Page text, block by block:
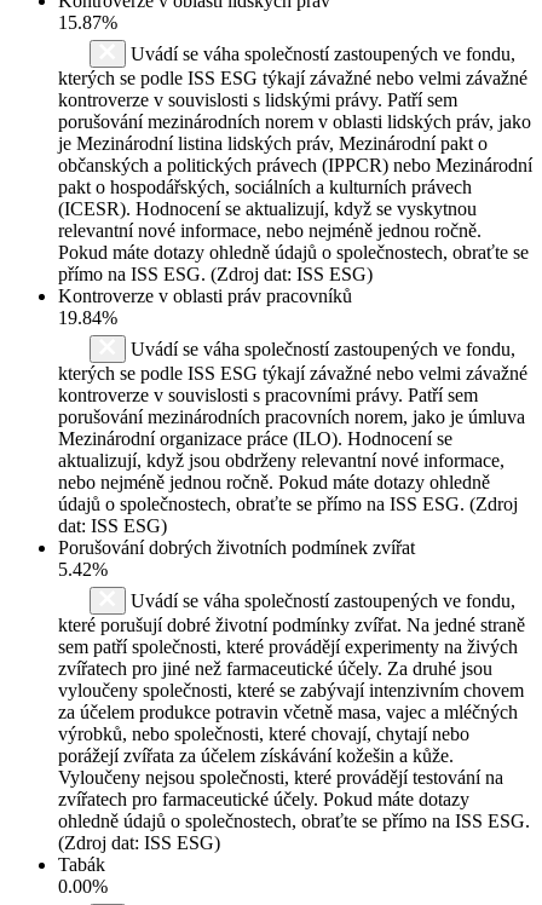
15.87%
Uvádí se váha společností zastoupených ve fondu,
kterých se podle ISS ESG týkají závažné nebo velmi závažné
kontroverze v souvislosti s lidskými právy. Patří sem
porušování mezinárodních norem v oblasti lidských práv, jako
je Mezinárodní listina lidských práv, Mezinárodní pakt o
občanských a politických právech (IPPCR) nebo Mezinárodní
pakt o hospodářských, sociálních a kulturních právech
(ICESR). Hodnocení se aktualizují, když se vyskytnou
relevantní nové informace, nebo nejméně jednou ročně.
Pokud máte dotazy ohledně údajů o společnostech, obraťte se
přímo na ISS ESG. (Zdroj dat: ISS ESG)
Kontroverze v oblasti práv pracovníků
19.84%
Uvádí se váha společností zastoupených ve fondu,
kterých se podle ISS ESG týkají závažné nebo velmi závažné
kontroverze v souvislosti s pracovními právy. Patří sem
porušování mezinárodních pracovních norem, jako je úmluva
Mezinárodní organizace práce (ILO). Hodnocení se
aktualizují, když jsou obdrženy relevantní nové informace,
nebo nejméně jednou ročně. Pokud máte dotazy ohledně
údajů o společnostech, obraťte se přímo na ISS ESG. (Zdroj
dat: ISS ESG)
Porušování dobrých životních podmínek zvířat
5.42%
Uvádí se váha společností zastoupených ve fondu,
které porušují dobré životní podmínky zvířat. Na jedné straně
sem patří společnosti, které provádějí experimenty na živých
zvířatech pro jiné než farmaceutické účely. Za druhé jsou
vyloučeny společnosti, které se zabývají intenzivním chovem
za účelem produkce potravin včetně masa, vajec a mléčných
výrobků, nebo společnosti, které chovají, chytají nebo
porážejí zvířata za účelem získávání kožešin a kůže.
Vyloučeny nejsou společnosti, které provádějí testování na
zvířatech pro farmaceutické účely. Pokud máte dotazy
ohledně údajů o společnostech, obraťte se přímo na ISS ESG.
(Zdroj dat: ISS ESG)
Tabák
0.00%